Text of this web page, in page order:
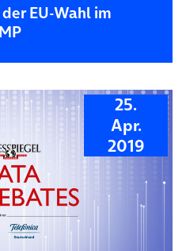
EU-Wahl im
25.
Apr.
2019